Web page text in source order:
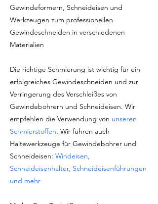
Gewindeformern, Schneideisen und
Werkzeugen zum professionellen
Gewindeschneiden in verschiedenen
Materialien
Die richtige Schmierung ist wichtig für ein
erfolgreiches Gewindeschneiden und zur
Verringerung des Verschleißes von
Gewindebohrern und Schneideisen. Wir
empfehlen die Verwendung von unseren
Schmierstoffen. Wir führen auch
Haltewerkzeuge für Gewindebohrer und
Schneideisen: Windeisen,
Schneideisenhalter, Schneideisenführungen
und mehr